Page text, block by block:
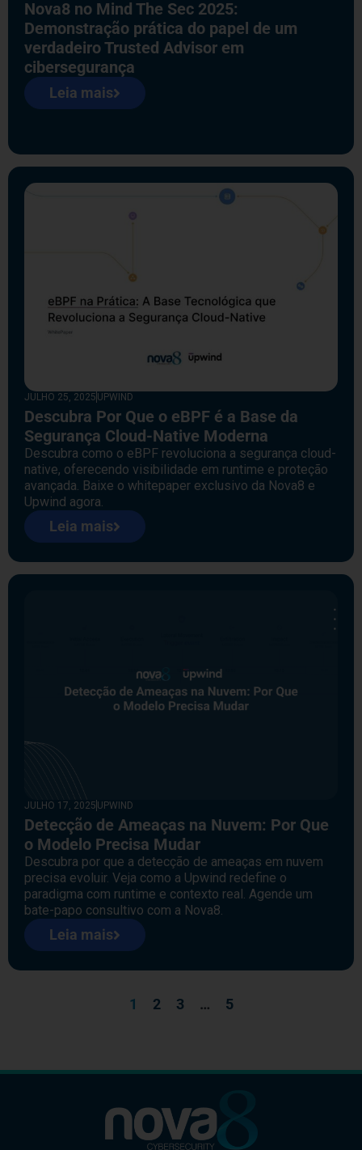
Nova8 no Mind The Sec 2025:
Demonstração prática do papel de um
verdadeiro Trusted Advisor em
cibersegurança
Leia mais
JULHO 25, 2025 UPWIND
Descubra Por Que o eBPF é a Base da
Segurança Cloud-Native Moderna
Descubra como o eBPF revoluciona a segurança cloud-
native, oferecendo visibilidade em runtime e proteção
avançada. Baixe o whitepaper exclusivo da Nova8 e
Upwind agora.
Leia mais
JULHO 17, 2025 UPWIND
Detecção de Ameaças na Nuvem: Por Que
o Modelo Precisa Mudar
Descubra por que a detecção de ameaças em nuvem
precisa evoluir. Veja como a Upwind redefine o
paradigma com runtime e contexto real. Agende um
bate-papo consultivo com a Nova8.
Leia mais
1 2 3 … 5